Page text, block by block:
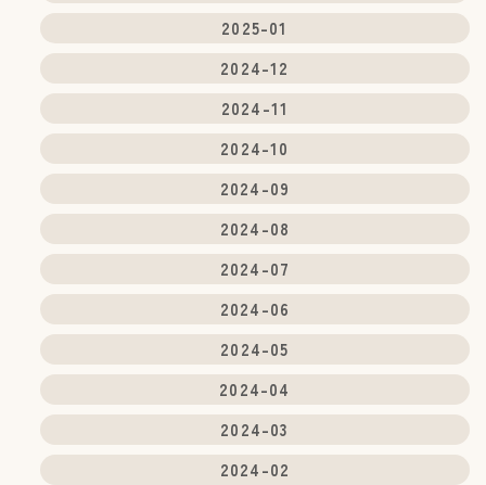
2025-01
2024-12
2024-11
2024-10
2024-09
2024-08
2024-07
2024-06
2024-05
2024-04
2024-03
2024-02
(5) 本サービスに関する当社の規約、ポリシー等
（以下「規約等」といいます。）に違反する行
為に対する対応のため
(6) 本サービスに関する規約等の変更などを通知
するため
3.通知・公表または同意取得の方法、利用中止
3-1 以下の利用者情報については、その収集が行
われる前にユーザーの同意を得るものとしま
・位置情報
3-2 ユーザーは、本サービスの所定の設定を行う
ことにより、利用者情報の全部または一部につ
いてその収集又は利用の停止を求めることがで
き、この場合、当社は速やかに、当社の定める
ところに従い、その利用を停止します。なお利
用者情報の項目によっては、その収集または利
用が本サービスの前提となるため、当社所定の
方法により本サービスを退会した場合に限り、
当社はその収集又は利用を停止します。